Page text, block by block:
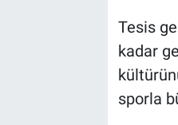
Tesis
kadar
sporla